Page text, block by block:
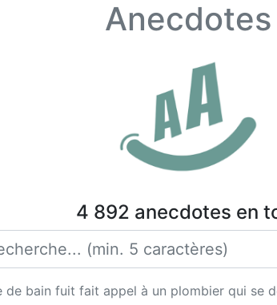
Anecdotes
4 892 anecdotes en
bain fuit fait appel à un plombier qui se